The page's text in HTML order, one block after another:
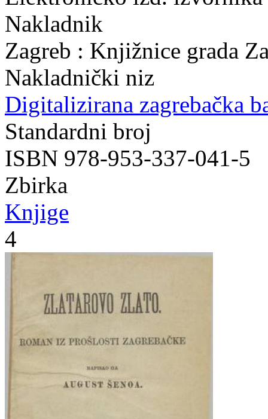
Nakladnik
Zagreb : Knjižnice grada
Nakladnički niz
Digitalizirana zagrebačka
Standardni broj
ISBN 978-953-337-041-5
Zbirka
Knjige
4